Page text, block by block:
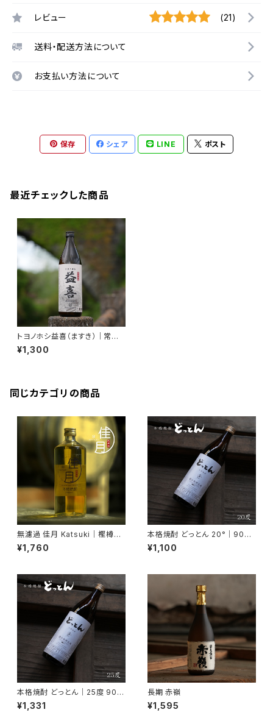
レビュー (21)
送料・配送方法について
お支払い方法について
保存 シェア LINE ポスト
最近チェックした商品
トヨノホシ益喜（ますき）｜常圧
蒸留・本格焼酎 25度 900ml
【香ばしい・濃厚】
¥1,300
同じカテゴリの商品
無濾過 佳月 Katsuki｜樫樽仕
込み・長期熟成プレミアム焼酎
25度 720ml
¥1,760
本格焼酎 どっとん 20°｜900
ml【2015年度 全国酒類コンク
ール 麦焼酎部門 第1位受賞】
¥1,100
本格焼酎 どっとん｜25度 900
ml【2015年度 全国酒類コンク
ール 麦焼酎部門 第1位受賞】
¥1,331
長期 赤嶺
¥1,595